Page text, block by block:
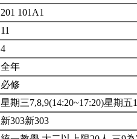
201 101A1
11
4
全年
必修
星期三7,8,9(14:20~17:20)星期五
新303新303